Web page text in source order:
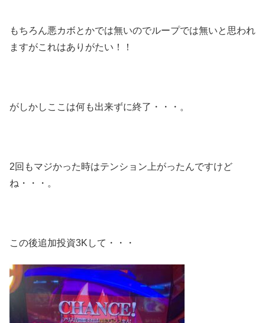
もちろん悪カボとかでは無いのでループでは無いと思われ
ますがこれはありがたい！！
がしかしここは何も出来ずに終了・・・。
2回もマジかった時はテンション上がったんですけど
ね・・・。
この後追加投資3Kして・・・